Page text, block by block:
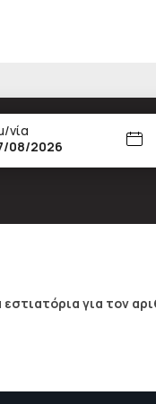
νία
για τον